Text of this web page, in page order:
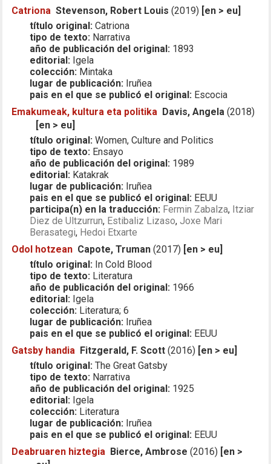
Catriona Stevenson, Robert Louis (2019) [en > eu]
título original: Catriona
tipo de texto: Narrativa
año de publicación del original: 1893
editorial: Igela
colección: Mintaka
lugar de publicación: Iruñea
pais en el que se publicó el original: Escocia
Emakumeak, kultura eta politika Davis, Angela (2018)
[en > eu]
título original: Women, Culture and Politics
tipo de texto: Ensayo
año de publicación del original: 1989
editorial: Katakrak
lugar de publicación: Iruñea
pais en el que se publicó el original: EEUU
participa(n) en la traducción: Fermin Zabalza, Itziar
Diez de Ultzurrun, Estibaliz Lizaso,Joxe Mari
Berasategi, Hedoi Etxarte
Odol hotzean Capote, Truman (2017) [en > eu]
título original: In Cold Blood
tipo de texto: Literatura
año de publicación del original: 1966
editorial: Igela
colección: Literatura; 6
lugar de publicación: Iruñea
pais en el que se publicó el original: EEUU
Gatsby handia Fitzgerald, F. Scott (2016) [en > eu]
título original: The Great Gatsby
tipo de texto: Narrativa
año de publicación del original: 1925
editorial: Igela
colección: Literatura
lugar de publicación: Iruñea
pais en el que se publicó el original: EEUU
Deabruaren hiztegia Bierce, Ambrose (2016) [en >